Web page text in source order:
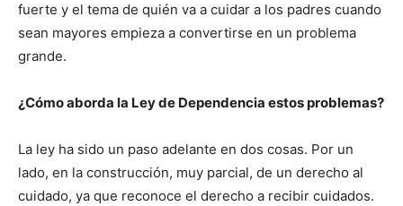
fuerte y el tema de quién va a cuidar a los padres cuando
sean mayores empieza a convertirse en un problema
grande.
¿Cómo aborda la Ley de Dependencia estos problemas?
La ley ha sido un paso adelante en dos cosas. Por un
lado, en la construcción, muy parcial, de un derecho al
cuidado, ya que reconoce el derecho a recibir cuidados.